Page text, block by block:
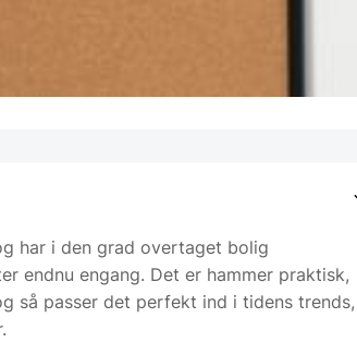
har i den grad overtaget bolig
endnu engang. Det er hammer praktisk,
så passer det perfekt ind i tidens trends,